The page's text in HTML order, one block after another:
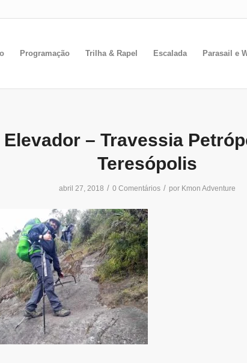
Programação Trilha & Rapel Escalada Parasail e
Elevador – Travessia
Teresópolis
abril 27, 2018 / 0 Comentários / por Kmon Adventure